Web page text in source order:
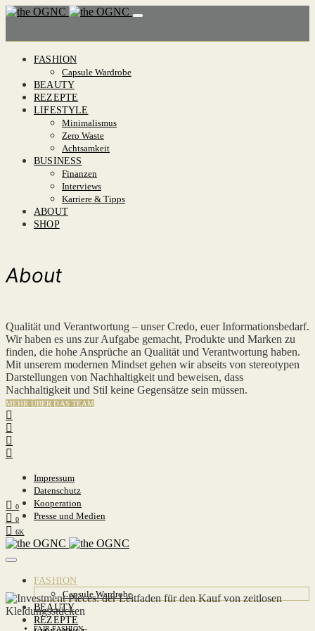
FASHION
Capsule Wardrobe
BEAUTY
REZEPTE
LIFESTYLE
Minimalismus
Zero Waste
Achtsamkeit
BUSINESS
Finanzen
Interviews
Karriere & Tipps
ABOUT
SHOP
About
Qualität und Verantwortung – unser Credo, euer Informationsbedarf.
Wir haben es uns zur Aufgabe gemacht, Produkte und Marken zu
finden, die hohe Ansprüche an Qualität und Verantwortung haben.
Mit unserem modernen Mindset gehen wir abseits von stereotypen
Darstellungen von Nachhaltigkeit und beweisen, dass
Nachhaltigkeit und Stil keine Gegensätze sein müssen.
MEHR ÜBER DAS TEAM
Impressum
Datenschutz
Kooperation
Presse und Medien
0
0
6K
FASHION
Capsule Wardrobe
BEAUTY
REZEPTE
FAIR FASHION